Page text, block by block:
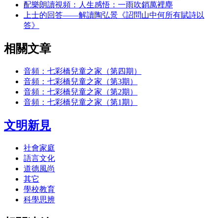
配樂朗讀視頻：人生感悟：一雨吹銷萬裡塵
上士的回答——解讀陶弘景《詔問山中何所有賦詩以
答》
相關文章
音頻：七彩橋兒童之家（第四期）
音頻：七彩橋兒童之家（第3期）
音頻：七彩橋兒童之家（第2期）
音頻：七彩橋兒童之家（第1期）
文明新見
社會家庭
語言文化
道德風尚
其它
學校教育
科學思辨